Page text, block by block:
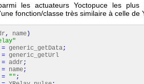
les actuateurs Yoctopuce les
fonction/classe très similaire à celle de
, name)
= generic_getData;
= generic_getUrl
= addr ;
= name;
= "" ;